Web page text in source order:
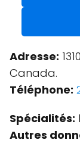
Adresse:
Canada.
Téléphone:
Spécialités:
Autres